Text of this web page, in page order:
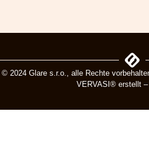
© 2024 Glare s.r.o., alle Rechte
VERVASI® erstellt –